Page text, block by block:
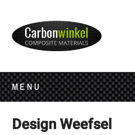
MENU
Design Weefsel